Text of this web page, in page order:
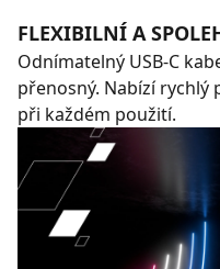
FLEXIBILNÍ A
Odnímatelný USB-C
přenosný. Nabízí
při každém použití.